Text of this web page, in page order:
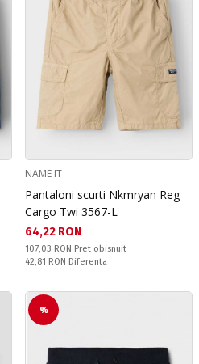
NAME IT
Pantaloni scurti Nkmryan Reg
Cargo Twi 3567-L
Текуща цена:
64,22 RON
Pret obisnuit:
107,03 RON Pret obisnuit
Спестявате:
42,81 RON Diferenta
%